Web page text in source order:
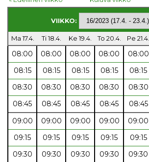
VIIKKO:
Ma 17.4. Ti 18.4. Ke 19.4. To 20.4. Pe 21.4.
08:00 08:00 08:00 08:00 08:00
08:15
08:15 08:15 08:15 08:15
08:30
08:30 08:30 08:30 08:30
08:45
08:45 08:45 08:45 08:45
09:00
09:00 09:00 09:00 09:00
09:15
09:15 09:15 09:15 09:15
09:30
09:30 09:30 09:30 09:30